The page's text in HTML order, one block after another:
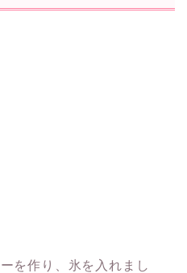
を作り、氷を入れまし